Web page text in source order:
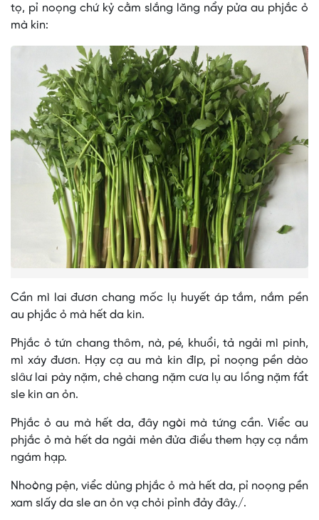
tọ, pỉ noọng chứ kỷ cằm slắng lăng nẩy pửa au phjắc ỏ
mà kin:
Cần mì lai đươn chang mốc lụ huyết áp tắm, nắm pền
au phjắc ỏ mà hết da kin.
Phjắc ỏ tứn chang thôm, nà, pé, khuổi, tả ngải mì pinh,
mì xáy đươn. Hạy cạ au mà kin đíp, pỉ noọng pền dào
slâư lai pày nặm, chẻ chang nặm cưa lụ au lồng nặm fẩt
sle kin an ỏn.
Phjắc ỏ au mà hết da, đây ngòi mà tứng cần. Viểc au
phjắc ỏ mà hết da ngải mẻn đửa điểu them hạy cạ nắm
ngám hạp.
Nhoòng pện, viểc dủng phjắc ỏ mà hết da, pỉ noọng pền
xam slấy da sle an ỏn vạ chỏi pỉnh đảy đây./.